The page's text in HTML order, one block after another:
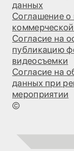
данных
Соглашение о
Согласие на
публикацию
видеосъемки
Согласие на
данных при
мероприятии
©